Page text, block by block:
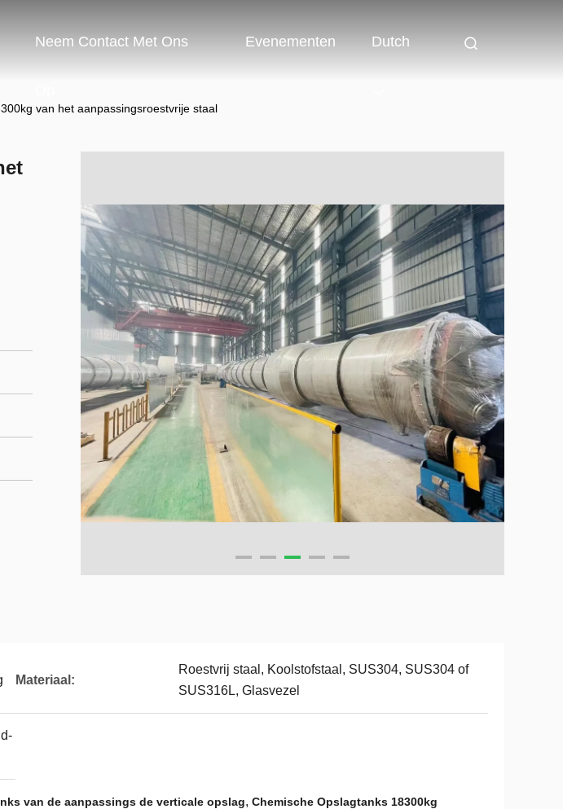
Neem Contact Met Ons Evenementen Dutch
van het aanpassingsroestvrije staal
Materiaal:
Roestvrij staal, Koolstofstaal, SUS304, SUS304 of
SUS316L, Glasvezel
van de aanpassings de verticale opslag, Chemische Opslagtanks 18300kg